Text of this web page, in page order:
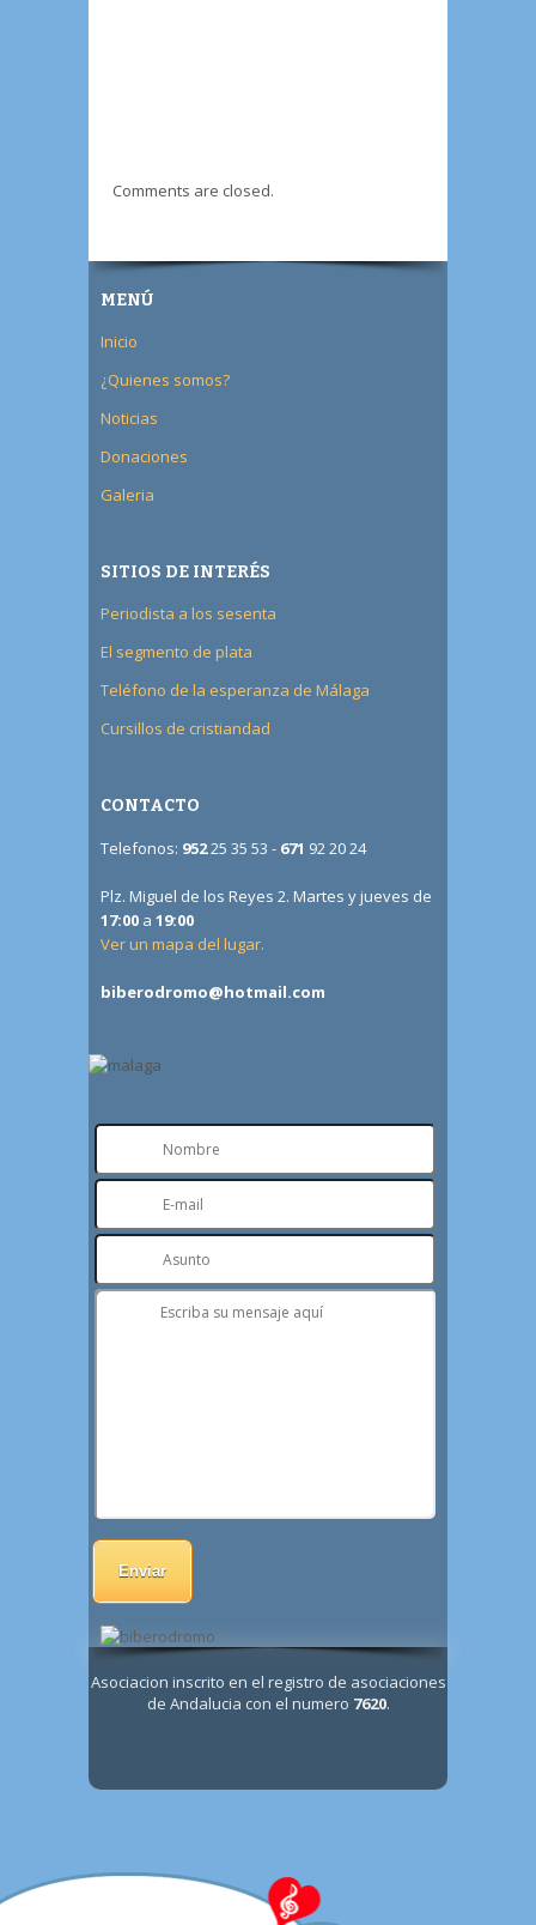
Comments are closed.
MENÚ
Inicio
¿Quienes somos?
Noticias
Donaciones
Galeria
SITIOS DE INTERÉS
Periodista a los sesenta
El segmento de plata
Teléfono de la esperanza de Málaga
Cursillos de cristiandad
CONTACTO
Telefonos: 95225 35 53 - 671 92 20 24
Plz. Miguel de los Reyes 2. Martes y jueves de
17:00 a 19:00
Ver un mapa del lugar.
biberodromo@hotmail.com
Asociacion inscrito en el registro de asociaciones
de Andalucia con el numero 7620.